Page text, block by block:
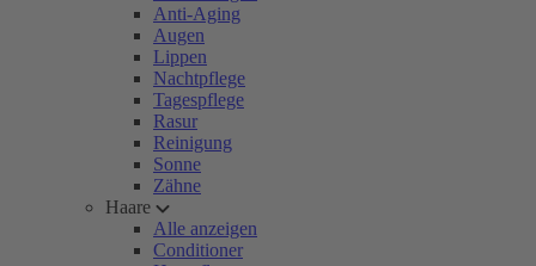
Anti-Aging
Augen
Lippen
Nachtpflege
Tagespflege
Rasur
Reinigung
Sonne
Zähne
Haare
Alle anzeigen
Conditioner